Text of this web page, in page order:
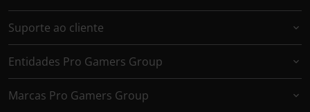
Suporte ao cliente
Entidades Pro Gamers Group
Marcas Pro Gamers Group